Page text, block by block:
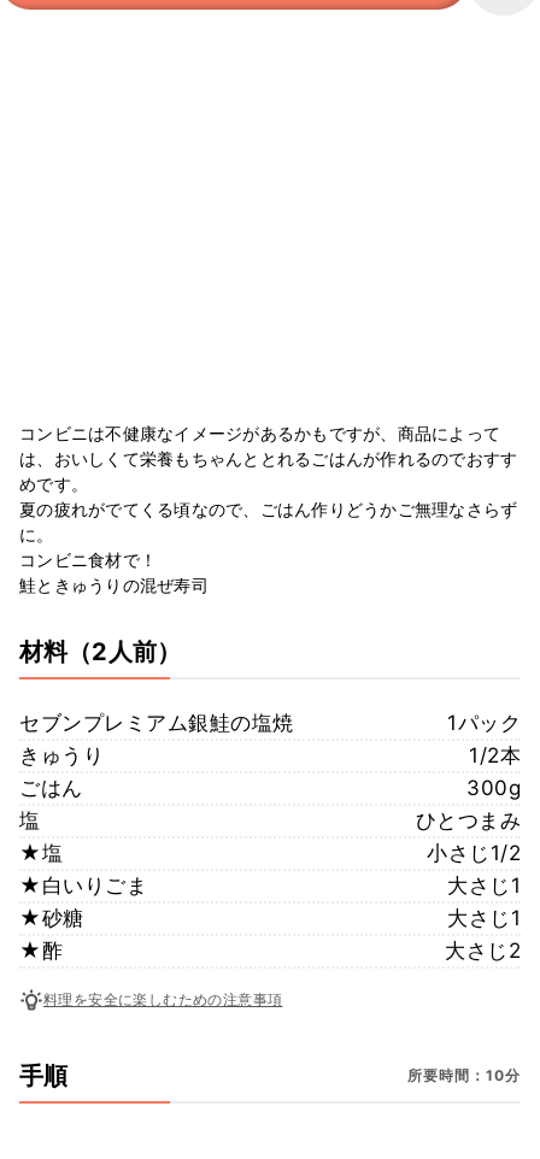
コンビニは不健康なイメージがあるかもですが、商品によって
は、おいしくて栄養もちゃんととれるごはんが作れるのでおすす
めです。
夏の疲れがでてくる頃なので、ごはん作りどうかご無理なさらず
に。
コンビニ食材で！
鮭ときゅうりの混ぜ寿司
材料（2人前）
セブンプレミアム銀鮭の塩焼
1パック
きゅうり
1/2本
ごはん
300g
塩
ひとつまみ
★塩
小さじ1/2
★白いりごま
大さじ1
★砂糖
大さじ1
★酢
大さじ2
料理を安全に楽しむための注意事項
手順 所要時間：10分